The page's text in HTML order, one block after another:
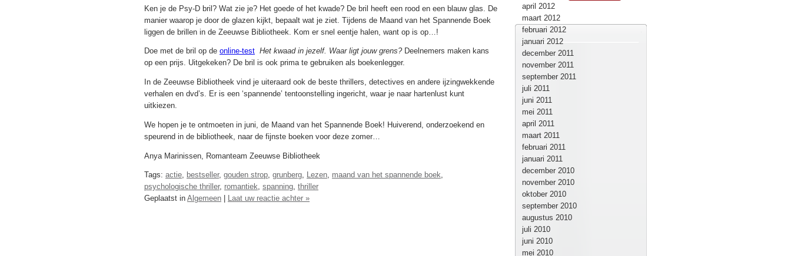
Ken je de Psy-D bril? Wat zie je? Het goede of het kwade? De bril heeft een rood en een blauw glas. De
manier waarop je door de glazen kijkt, bepaalt wat je ziet. Tijdens de Maand van het Spannende Boek
liggen de brillen in de Zeeuwse Bibliotheek. Kom er snel eentje halen, want op is op…!
Doe met de bril op de online-test Het kwaad in jezelf. Waar ligt jouw grens? Deelnemers maken kans
op een prijs. Uitgekeken? De bril is ook prima te gebruiken als boekenlegger.
In de Zeeuwse Bibliotheek vind je uiteraard ook de beste thrillers, detectives en andere ijzingwekkende
verhalen en dvd’s. Er is een ‘spannende’ tentoonstelling ingericht, waar je naar hartenlust kunt
uitkiezen.
We hopen je te ontmoeten in juni, de Maand van het Spannende Boek! Huiverend, onderzoekend en
speurend in de bibliotheek, naar de fijnste boeken voor deze zomer…
Anya Marinissen, Romanteam Zeeuwse Bibliotheek
Tags: actie, bestseller, gouden strop, grunberg, Lezen, maand van het spannende boek,
psychologische thriller, romantiek, spanning, thriller
Geplaatst in Algemeen Laat uw reactie achter »
april 2012
maart 2012
februari 2012
januari 2012
december 2011
november 2011
september 2011
juli 2011
juni 2011
mei 2011
april 2011
maart 2011
februari 2011
januari 2011
december 2010
november 2010
oktober 2010
september 2010
augustus 2010
juli 2010
juni 2010
mei 2010